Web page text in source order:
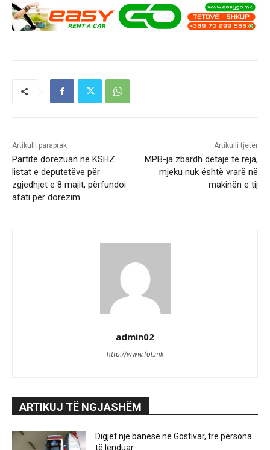
Artikulli paraprak
Partitë dorëzuan në KSHZ
listat e deputetëve për
zgjedhjet e 8 majit, përfundoi
afati për dorëzim
Artikulli tjetër
MPB-ja zbardh detaje të reja,
mjeku nuk është vrarë në
makinën e tij
admin02
http://www.fol.mk
ARTIKUJ TË NGJASHËM
Digjet një banesë në Gostivar, tre persona
të lënduar